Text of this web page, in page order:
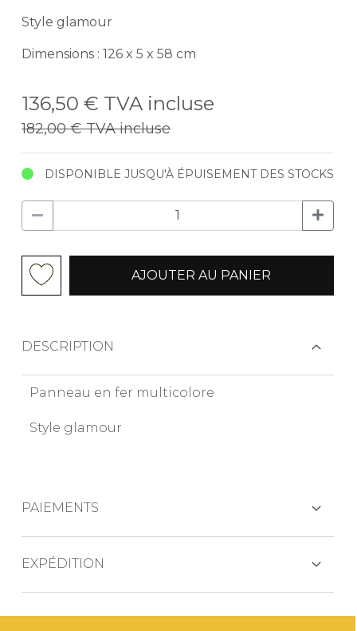
Style glamour
Dimensions : 126 x 5 x 58 cm
136,50 € TVA incluse
182,00 €TVA incluse
DISPONIBLE JUSQU'À ÉPUISEMENT DES STOCKS
AJOUTER AU PANIER
DESCRIPTION
Panneau en fer multicolore
Style glamour
PAIEMENTS
EXPÉDITION